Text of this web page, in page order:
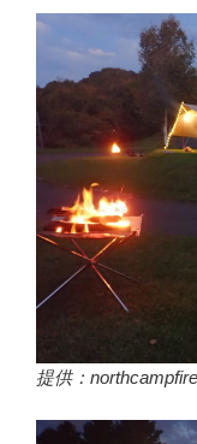
提供：northcampfire